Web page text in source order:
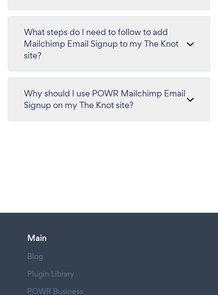
What steps do I need to follow to add
Mailchimp Email Signup to my The Knot
site?
Why should I use POWR Mailchimp Email
Signup on my The Knot site?
Main
Blog
Plugin Library
POWR Business